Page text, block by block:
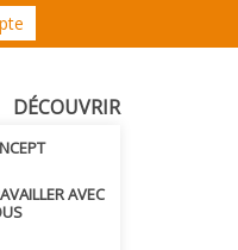
DÉCOUVRIR
AVEC